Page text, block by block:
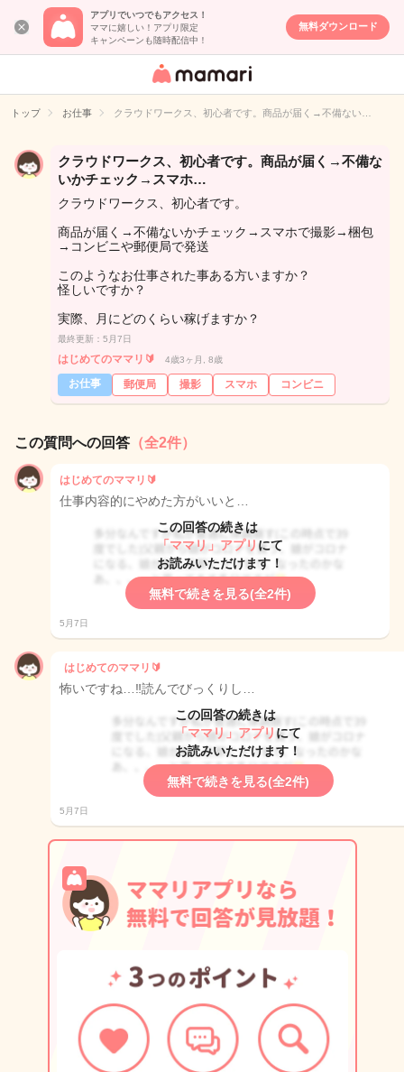
アプリでいつでもアクセス！
ママに嬉しい！アプリ限定
キャンペーンも随時配信中！
無料ダウンロード
女性専用匿名QA
イト
トップ お仕事 クラウドワークス、初心者です。商品が届く→不備ない…
クラウドワークス、初心者です。商品が届く→不備な
いかチェック→スマホ…
クラウドワークス、初心者です。
商品が届く→不備ないかチェック→スマホで撮影→梱包
→コンビニや郵便局で発送
このようなお仕事された事ある方いますか？
怪しいですか？
実際、月にどのくらい稼げますか？
最終更新：5月7日
はじめてのママリ🔰 4歳3ヶ月, 8歳
お仕事 郵便局 撮影 スマホ コンビニ
この質問への回答 （全2件）
はじめてのママリ🔰
仕事内容的にやめた方がいいと…
この回答の続きは
「ママリ」アプリ にて
お読みいただけます！
無料で続きを見る(全2件)
5月7日
はじめてのママリ🔰
怖いですね…‼︎読んでびっくりし…
この回答の続きは
「ママリ」アプリ にて
お読みいただけます！
無料で続きを見る(全2件)
5月7日